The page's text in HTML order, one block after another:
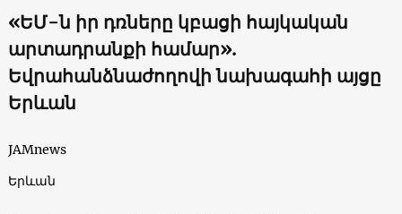
«ԵՄ-ն իր դռները կբացի հայկական
արտադրանքի համար».
Եվրահանձնաժողովի նախագահի այցը
Երևան
JAMnews
Երևան